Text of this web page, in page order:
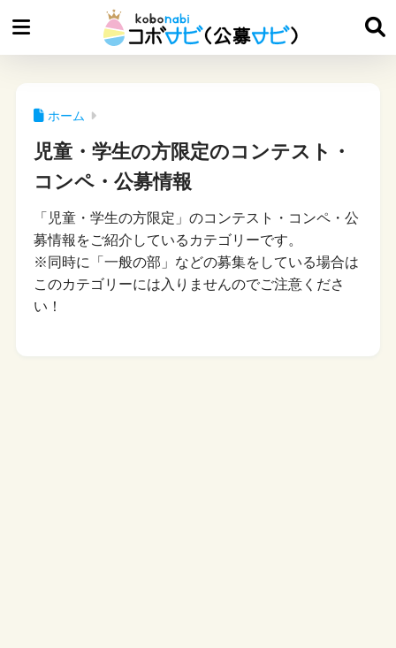
ホーム
児童・学生の方限定のコンテスト・
コンペ・公募情報
「児童・学生の方限定」のコンテスト・コンペ・公
募情報をご紹介しているカテゴリーです。
※同時に「一般の部」などの募集をしている場合は
このカテゴリーには入りませんのでご注意くださ
い！